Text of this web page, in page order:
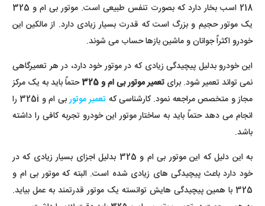
218 اسب بخار دارد که بصورت تنفس طبیعی است. موتور بی ام و 325
یک موتور حجیم و بزرگ است که قدرت بسیار زیادی دارد. از مالکین این
خودرو اکثراً جوانان و ماشین بازها حساب می شوند.
این خودرو بدلیل پیچیدگی زیادی که در موتور خود دارد، در هر تعمیرگاهی
نمی تواند تعمیر شود. برای تعمیر موتور بی ام و 325
حتماً باید به یک مرکز
مجاز و متخصص مراجعه نمود. کارشناسی که تعمیر موتور
بی ام و 325i را
انجام می دهد حتماً باید به ساختار موتور این خودرو تجربه کافی را داشته
باشد.
به این دلیل که این موتور بی ام و 325 بدلیل اجزای بسیار زیادی که در
خود دارد باعث پیچیدگی های زیادی شده است. البته که موتور بی ام و
325 با همین پیچیدگی هایش توانسته یک موتور قدرتمند به عمل بیاید.